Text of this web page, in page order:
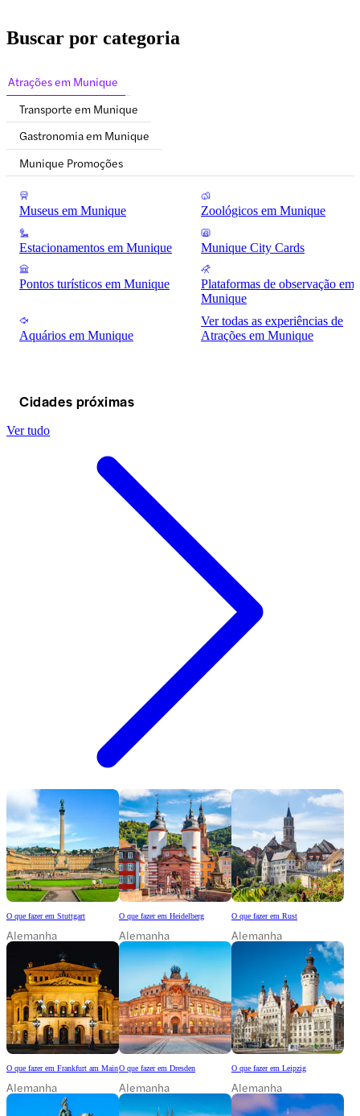
Buscar por categoria
Atrações em Munique
Transporte em Munique
Gastronomia em Munique
Munique Promoções
Museus em Munique Zoológicos em Munique
Estacionamentos em Munique Munique City Cards
Pontos turísticos em Munique
Plataformas de observação em
Munique
Aquários em Munique
Ver todas as experiências de
Atrações em Munique
Cidades próximas
Ver tudo
O que fazer em Stuttgart
Alemanha
O que fazer em Heidelberg
Alemanha
O que fazer em Rust
Alemanha
O que fazer em Frankfurt am Main
Alemanha
O que fazer em Dresden
Alemanha
O que fazer em Leipzig
Alemanha